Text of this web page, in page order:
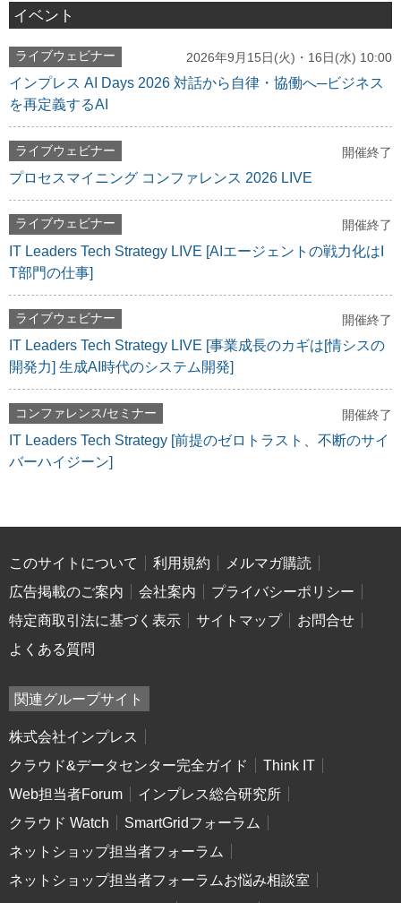
イベント
ライブウェビナー 2026年9月15日(火)・16日(水) 10:00
インプレス AI Days 2026 対話から自律・協働へ─ビジネス
を再定義するAI
ライブウェビナー 開催終了
プロセスマイニング コンファレンス 2026 LIVE
ライブウェビナー 開催終了
IT Leaders Tech Strategy LIVE [AIエージェントの戦力化はI
T部門の仕事]
ライブウェビナー 開催終了
IT Leaders Tech Strategy LIVE [事業成長のカギは[情シスの
開発力] 生成AI時代のシステム開発]
コンファレンス/セミナー 開催終了
IT Leaders Tech Strategy [前提のゼロトラスト、不断のサイ
バーハイジーン]
このサイトについて 利用規約
メルマガ購読
広告掲載のご案内
会社案内
プライバシーポリシー
特定商取引法に基づく表示
サイトマップ
お問合せ
よくある質問
関連グループサイト
株式会社インプレス
クラウド&データセンター完全ガイド
Think IT
Web担当者Forum
インプレス総合研究所
クラウド Watch
SmartGridフォーラム
ネットショップ担当者フォーラム
ネットショップ担当者フォーラムお悩み相談室